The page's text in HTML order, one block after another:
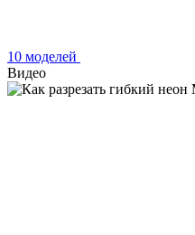
10 моделей
Видео